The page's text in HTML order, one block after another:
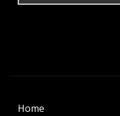
Home